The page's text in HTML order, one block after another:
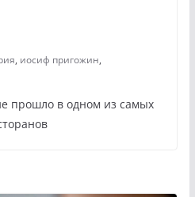
, иосиф пригожин,
прошло в одном из самых